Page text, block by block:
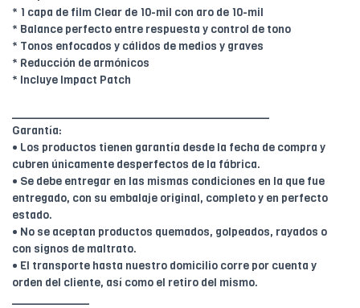
* 1 capa de film Clear de 10-mil con aro de 10-mil
* Balance perfecto entre respuesta y control de tono
* Tonos enfocados y cálidos de medios y graves
* Reducción de armónicos
* Incluye Impact Patch
________________________________________
Garantía:
• Los productos tienen garantía desde la fecha de compra y
cubren únicamente desperfectos de la fábrica.
• Se debe entregar en las mismas condiciones en la que fue
entregado, con su embalaje original, completo y en perfecto
estado.
• No se aceptan productos quemados, golpeados, rayados o
con signos de maltrato.
• El transporte hasta nuestro domicilio corre por cuenta y
orden del cliente, así como el retiro del mismo.
____________